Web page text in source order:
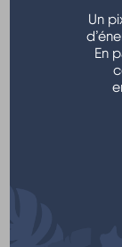
développement
Projet de PADD
CR Conseil
Rapport
Vous trouverez
Un
En